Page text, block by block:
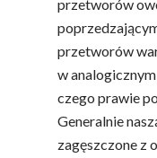
przetworów
przetworów
w
czego prawie
Generalnie
zagęszczone z